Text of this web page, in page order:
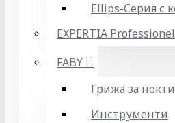
Ellips-Серия с
EXPERTIA Professionel
FABY
Грижа за
Инструменти